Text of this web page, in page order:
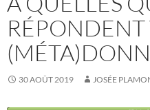
RÉPONDENT
30 AOÛT 2019 JOSÉE